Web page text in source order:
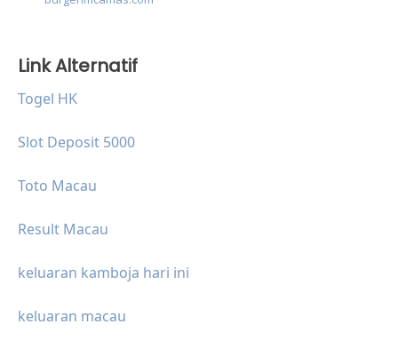
Link Alternatif
Togel HK
Slot Deposit 5000
Toto Macau
Result Macau
keluaran kamboja hari ini
keluaran macau